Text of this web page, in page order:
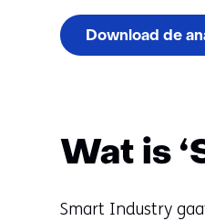
Download de
Wat is
Smart Industry